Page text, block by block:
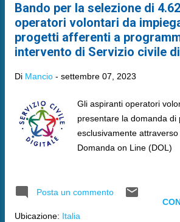
Bando per la selezione di
operatori volontari da
progetti afferenti a
intervento di Servizio civile
Di Mancio - settembre 07, 2023
Gli aspiranti operatori
presentare la domanda di
esclusivamente
Domanda on Line (DOL)
Posta un commento
Ubicazione: Italia